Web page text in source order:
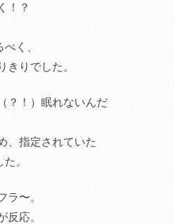
！？
く、
きりでした。
？！）眠れないんだ
、指定されていた
。
ラ〜。
反応。